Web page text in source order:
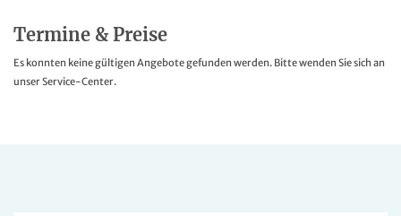
Termine & Preise
Es konnten keine gültigen Angebote gefunden werden. Bitte wenden Sie sich an
unser Service-Center.